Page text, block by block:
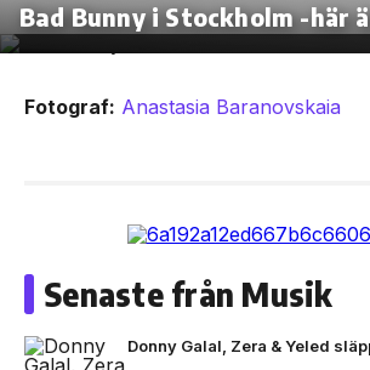
Bad Bunny i Stockholm -här
Fotograf: Anastasia Baranovskaia
Senaste från Musik
Donny Galal, Zera & Yeled